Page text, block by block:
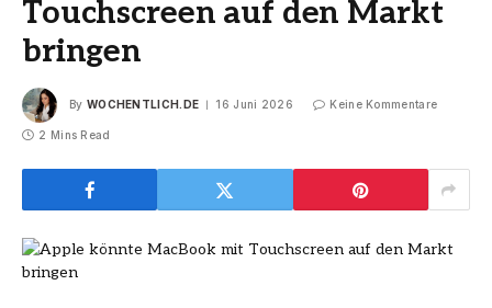
Touchscreen auf den Markt
bringen
By WOCHENTLICH.DE 16 Juni 2026 Keine Kommentare
2 Mins Read